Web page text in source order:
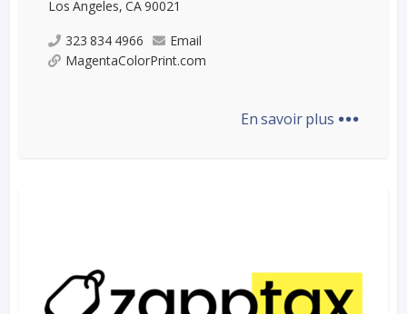
Los Angeles, CA 90021
323 834 4966
Email
MagentaColorPrint.com
En savoir plus ...